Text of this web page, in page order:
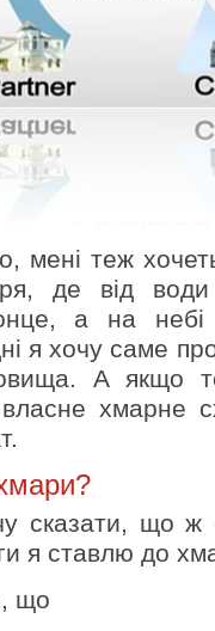
мені теж
де від
а на
я хочу саме
А якщо
хмарне
сказати, що ж
я ставлю до
що